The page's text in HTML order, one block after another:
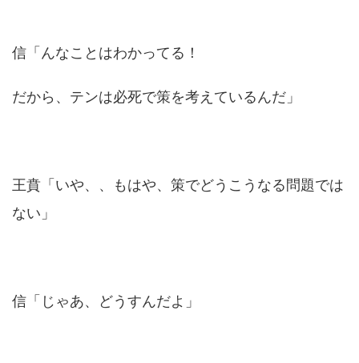
信「んなことはわかってる！
だから、テンは必死で策を考えているんだ」
王賁「いや、、もはや、策でどうこうなる問題では
ない」
信「じゃあ、どうすんだよ」